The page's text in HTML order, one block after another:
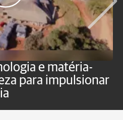
e matéria-
para impulsionar